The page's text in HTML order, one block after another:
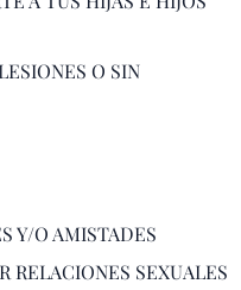
O SIN
Y/O AMISTADES
RELACIONES SEXUALES